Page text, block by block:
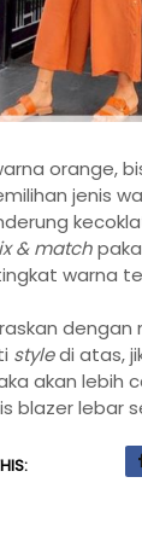
orange,
jenis
& match
warna
dengan
styledi atas,
akan lebih
blazer lebar